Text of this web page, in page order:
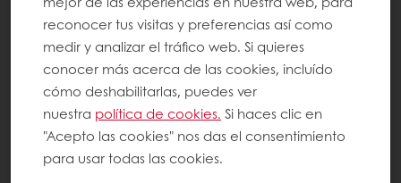
reconocer tus visitas y preferencias así como
medir y analizar el tráfico web. Si quieres
conocer más acerca de las cookies, incluído
cómo deshabilitarlas, puedes ver
nuestra política de cookies. Si haces clic en
"Acepto las cookies" nos das el consentimiento
para usar todas las cookies.